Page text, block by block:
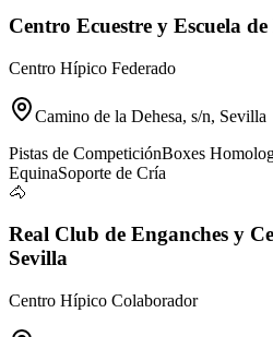
Centro Ecuestre y Escuela
Centro Hípico Federado
Camino de la Dehesa, s/n, Sevilla
Pistas de CompeticiónBoxes
EquinaSoporte de Cría
🐴
Real Club de Enganches y
Sevilla
Centro Hípico Colaborador